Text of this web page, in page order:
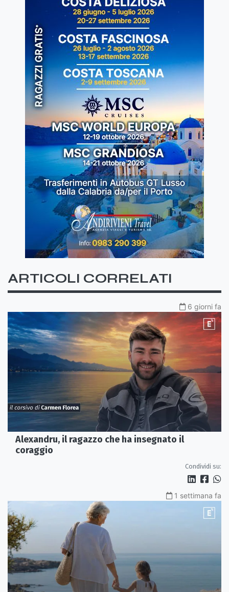
ARTICOLI CORRELATI
6 giorni fa
Alexandru, il ragazzo che ha insegnato il
coraggio
Condividi su:
1 settimana fa